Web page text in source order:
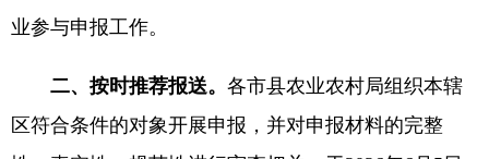
业参与申报工作。
二、按时推荐报送。 各市县农业农村局组织本辖
区符合条件的对象开展申报，并对申报材料的完整